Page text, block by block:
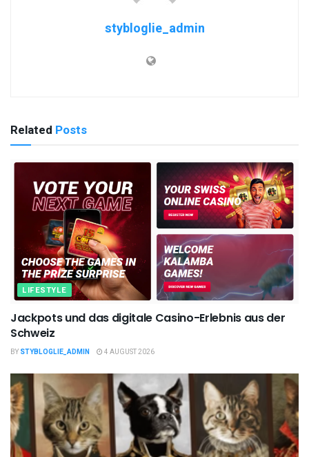
stybloglie_admin
Related Posts
LIFESTYLE
Jackpots und das digitale Casino-Erlebnis aus der
Schweiz
BY STYBLOGLIE_ADMIN 4 AUGUST 2026